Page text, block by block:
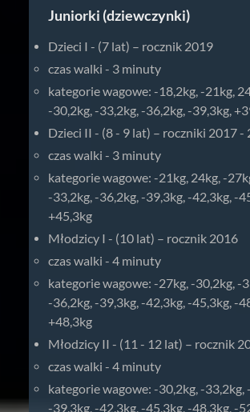
Juniorki (dziewczynki)
Dzieci I - (7 lat) – rocznik 2019
czas walki - 3 minuty
kategorie wagowe: -18,2kg, -21kg,
-30,2kg, -33,2kg, -36,2kg, -39,3kg,
Dzieci II - (8 - 9 lat) – roczniki 2017 -
czas walki - 3 minuty
kategorie wagowe: -21kg, 24kg, -
-33,2kg, -36,2kg, -39,3kg, -42,3kg, -
+45,3kg
Młodzicy I - (10 lat) – rocznik 2016
czas walki - 4 minuty
kategorie wagowe: -27kg, -30,2kg, -
-36,2kg, -39,3kg, -42,3kg, -45,3kg, -
+48,3kg
Młodzicy II - (11 - 12 lat) – rocznik
czas walki - 4 minuty
kategorie wagowe: -30,2kg, -33,2kg,
-39,3kg, -42,3kg, -45,3kg, -48,3kg, -